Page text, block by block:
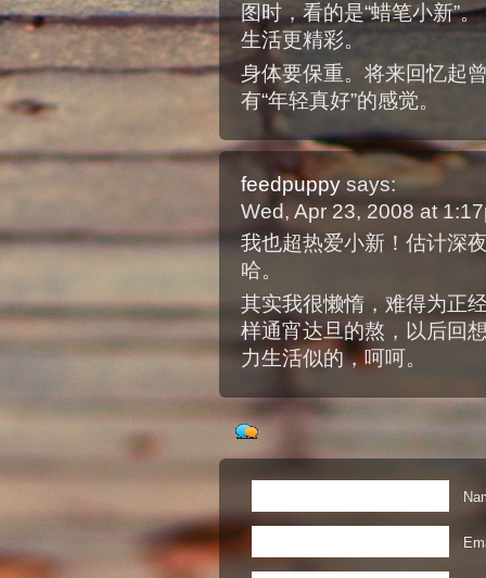
图时，看的是“蜡笔小新”
生活更精彩。
身体要保重。将来回忆起
有“年轻真好”的感觉。
feedpuppy says:
Wed, Apr 23, 2008 at
我也超热爱小新！估计深
哈。
其实我很懒惰，难得为正
样通宵达旦的熬，以后回
力生活似的，呵呵。